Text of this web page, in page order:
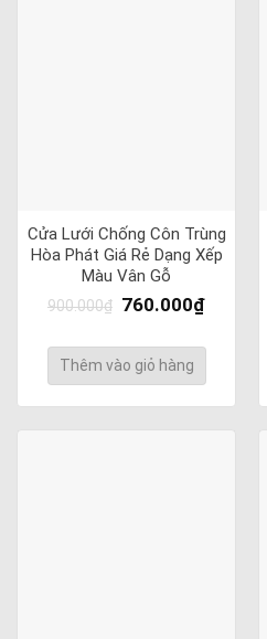
Cửa Lưới Chống Côn Trùng
Hòa Phát Giá Rẻ Dạng Xếp
Màu Vân Gỗ
900.000₫ 760.000₫
Thêm vào giỏ hàng